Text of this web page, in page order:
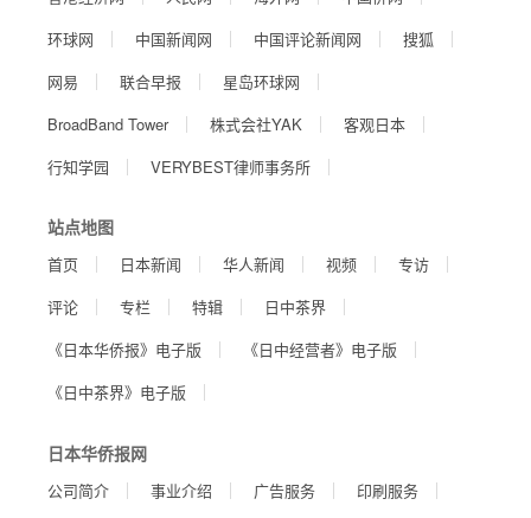
环球网
中国新闻网 中国评论新闻网
搜狐
网易
联合早报
星岛环球网
BroadBand Tower
株式会社YAK
客观日本
行知学园
VERYBEST律师事务所
站点地图
首页 日本新闻 华人新闻 视频
专访
评论
专栏 特辑
日中茶界
《日本华侨报》电子版
《日中经营者》电子版
《日中茶界》电子版
日本华侨报网
公司简介 事业介绍 广告服务 印刷服务